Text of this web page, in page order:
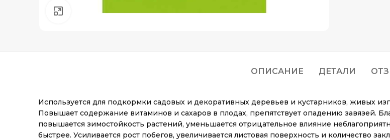
Нажмите, чтобы увеличить
ОПИСАНИЕ ДЕТАЛИ
Используется для подкормки садовых и декоративных деревьев и кустарников, живых
Повышает содержание витаминов и сахаров в плодах, препятствует опадению завязей.
повышается зимостойкость растений, уменьшается отрицательное влияние
быстрее. Усиливается рост побегов, увеличивается листовая поверхность и количество